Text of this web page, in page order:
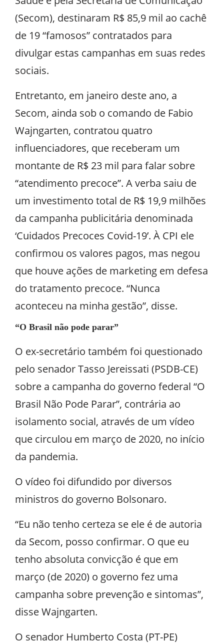
(Secom), destinaram R$ 85,9 mil ao cachê
de 19 “famosos” contratados para
divulgar estas campanhas em suas redes
sociais.
Entretanto, em janeiro deste ano, a
Secom, ainda sob o comando de Fabio
Wajngarten, contratou quatro
influenciadores, que receberam um
montante de R$ 23 mil para falar sobre
“atendimento precoce”. A verba saiu de
um investimento total de R$ 19,9 milhões
da campanha publicitária denominada
‘Cuidados Precoces Covid-19’. À CPI ele
confirmou os valores pagos, mas negou
que houve ações de marketing em defesa
do tratamento precoce. “Nunca
aconteceu na minha gestão”, disse.
“O Brasil não pode parar”
O ex-secretário também foi questionado
pelo senador Tasso Jereissati (PSDB-CE)
sobre a campanha do governo federal “O
Brasil Não Pode Parar”, contrária ao
isolamento social, através de um vídeo
que circulou em março de 2020, no início
da pandemia.
O vídeo foi difundido por diversos
ministros do governo Bolsonaro.
“Eu não tenho certeza se ele é de autoria
da Secom, posso confirmar. O que eu
tenho absoluta convicção é que em
março (de 2020) o governo fez uma
campanha sobre prevenção e sintomas”,
disse Wajngarten.
O senador Humberto Costa (PT-PE)